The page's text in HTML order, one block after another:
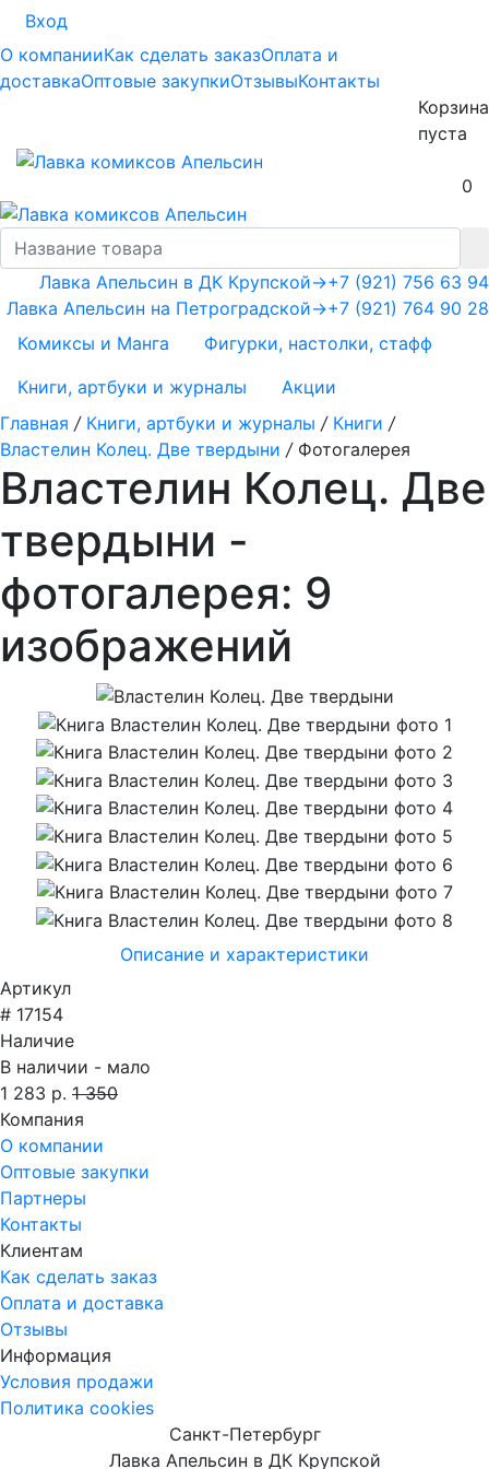
Вход
О компанииКак сделать заказОплата и
доставкаОптовые закупкиОтзывыКонтакты
Корзина
пуста
0
+7 (921) 756 63 94
+7 (921) 764 90 28
Лавка Апельсин в ДК Крупской→
Лавка Апельсин на Петроградской→
Комиксы и Манга
Фигурки, настолки, стафф
Книги, артбуки и журналы
Акции
Главная / Книги, артбуки и журналы / Книги /
Властелин Колец. Две твердыни / Фотогалерея
Властелин Колец. Две
твердыни -
фотогалерея: 9
изображений
Описание и характеристики
Артикул
# 17154
Наличие
В наличии - мало
1 283 р. 1 350
Компания
О компании
Оптовые закупки
Партнеры
Контакты
Клиентам
Как сделать заказ
Оплата и доставка
Отзывы
Информация
Условия продажи
Политика cookies
Санкт-Петербург
Лавка Апельсин в ДК Крупской